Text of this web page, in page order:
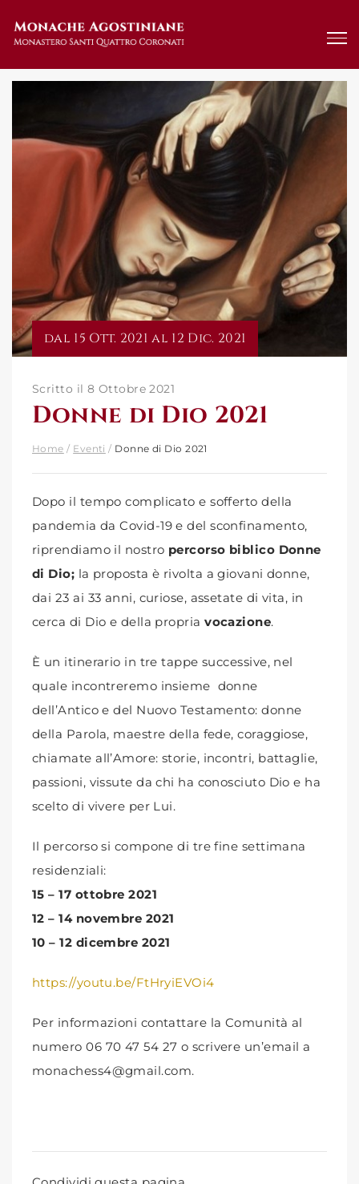
dal 15 Ott. 2021 al 12 Dic. 2021
Scritto il 8 Ottobre 2021
Donne di Dio 2021
Home / Eventi / Donne di Dio 2021
Dopo il tempo complicato e sofferto della
pandemia da Covid-19 e del sconfinamento,
riprendiamo il nostro percorso biblico Donne
di Dio; la proposta è rivolta a giovani donne,
dai 23 ai 33 anni, curiose, assetate di vita, in
cerca di Dio e della propriavocazione.
È un itinerario in tre tappe successive, nel
quale incontreremo insieme donne
dell’Antico e del Nuovo Testamento: donne
della Parola, maestre della fede, coraggiose,
chiamate all’Amore: storie, incontri, battaglie,
passioni, vissute da chi ha conosciuto Dio e ha
scelto di vivere per Lui.
Il percorso si compone di tre fine settimana
residenziali:
15 – 17 ottobre 2021
12 – 14 novembre 2021
10 – 12 dicembre 2021
https://youtu.be/FtHryiEVOi4
Per informazioni contattare la Comunità al
numero 06 70 47 54 27 o scrivere un’email a
monachess4@gmail.com.